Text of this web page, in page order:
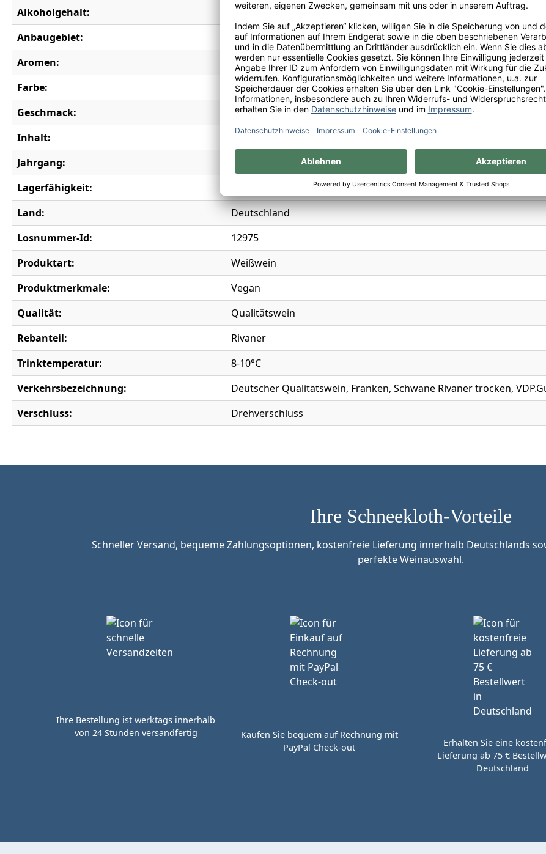
Alkoholgehalt:
11,0 % vol.
Anbaugebiet:
Franken
Aromen:
Bergamotte, Gras, Limette, Melone, Pfeffer
Farbe:
weiß
Geschmack:
trocken
Inhalt:
0,75 l
Jahrgang:
Lagerfähigkeit:
Land:
Deutschland
Losnummer-Id:
12975
Produktart:
Weißwein
Produktmerkmale:
Vegan
Qualität:
Qualitätswein
Rebanteil:
Rivaner
Trinktemperatur:
8-10°C
Verkehrsbezeichnung:
Deutscher Qualitätswein, Franken, Schwane Rivaner trocken,
Verschluss:
Drehverschluss
Ihre Schneekloth-Vorteile
Schneller Versand, bequeme Zahlungsoptionen, kostenfreie Lieferung innerhalb Deutschlands
perfekte Weinauswahl.
Ihre Bestellung ist werktags innerhalb
von 24 Stunden versandfertig
Kaufen Sie bequem auf Rechnung mit
PayPal Check-out
Erhalten Sie eine
Lieferung ab 75 €
Deutschland